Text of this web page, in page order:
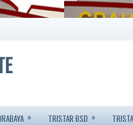
» TRISTAR BSD »